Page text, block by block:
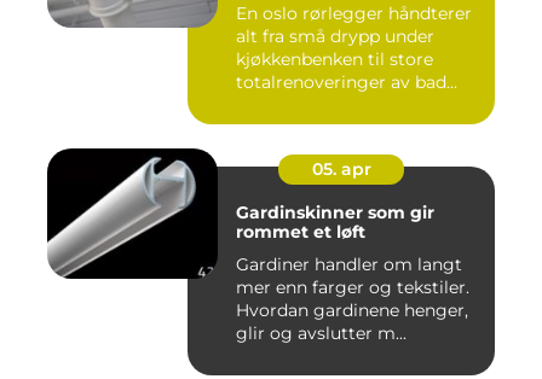
En oslo rørlegger håndterer
alt fra små drypp under
kjøkkenbenken til store
totalrenoveringer av bad...
05. apr
Gardinskinner som gir
rommet et løft
Gardiner handler om langt
mer enn farger og tekstiler.
Hvordan gardinene henger,
glir og avslutter m...